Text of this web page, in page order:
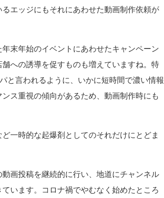
エッジにもそれにあわせた動画制作依頼が
末年始のイベントにあわせたキャンペーン
への誘導を促すものも増えていますね。特
と言われるように、いかに短時間で濃い情報
ス重視の傾向があるため、動画制作時にも
一時的な起爆剤としてのそれだけにとどま
画投稿を継続的に行い、地道にチャンネル
います。コロナ禍でやむなく始めたところ